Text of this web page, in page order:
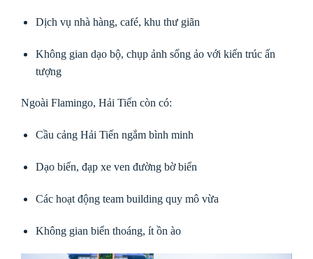
Dịch vụ nhà hàng, café, khu thư giãn
Không gian dạo bộ, chụp ảnh sống ảo với kiến trúc ấn
tượng
Ngoài Flamingo, Hải Tiến còn có:
Cầu cảng Hải Tiến ngắm bình minh
Dạo biển, đạp xe ven đường bờ biển
Các hoạt động team building quy mô vừa
Không gian biển thoáng, ít ồn ào